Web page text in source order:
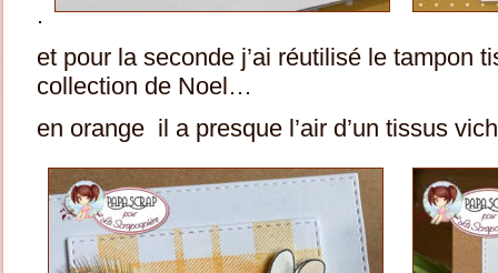
.
et pour la seconde j’ai réutilisé le tampon
collection de Noel…
en orange il a presque l’air d’un tissus